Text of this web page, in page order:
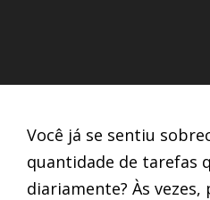
Você já se sentiu
quantidade de tarefas
diariamente? Às